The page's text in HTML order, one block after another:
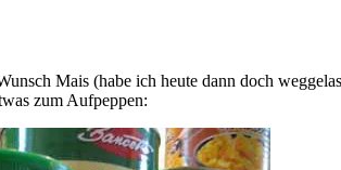
Mais (habe ich heute dann doch
zum Aufpeppen: